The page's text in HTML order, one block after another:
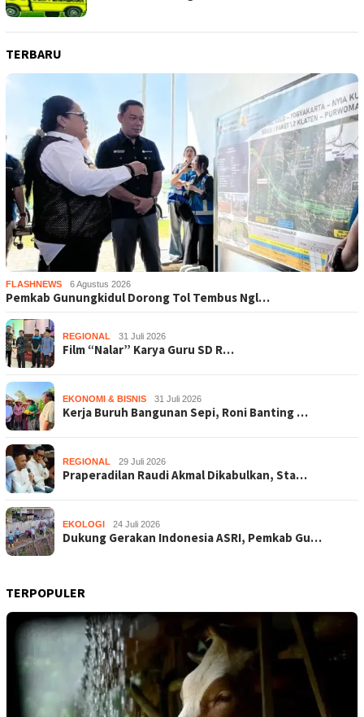
TERBARU
FLASHNEWS 6 Agustus 2026
Pemkab Gunungkidul Dorong Tol Tembus Ngl…
REGIONAL 31 Juli 2026
Film “Nalar” Karya Guru SD R…
EKONOMI & BISNIS 31 Juli 2026
Kerja Buruh Bangunan Sepi, Roni Banting …
REGIONAL 29 Juli 2026
Praperadilan Raudi Akmal Dikabulkan, Sta…
EKOLOGI 24 Juli 2026
Dukung Gerakan Indonesia ASRI, Pemkab Gu…
TERPOPULER